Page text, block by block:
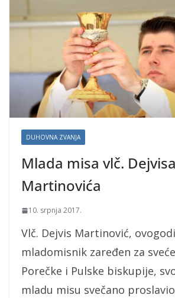
DUHOVNA ZVANJA
Mlada misa vlč. Dejvisa
Martinovića
10. srpnja 2017.
Vlč. Dejvis Martinović,
mladomisnik zaređen za
Porečke i Pulske biskupije,
mladu misu svečano